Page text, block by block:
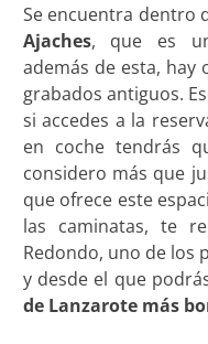
Se encuentra dentro
Ajaches, que es
además de esta, hay
grabados antiguos.
si accedes a la
en coche tendrás
considero más que
que ofrece este
las caminatas, te
Redondo, uno de los
y desde el que
de Lanzarote más